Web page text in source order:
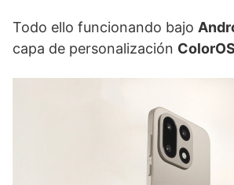
Todo ello funcionando bajo
capa de personalización ColorOS